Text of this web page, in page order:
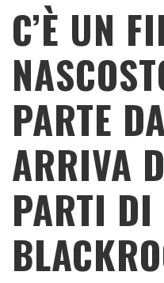
C’È UN
PARTE
ARRIVA
PARTI DI